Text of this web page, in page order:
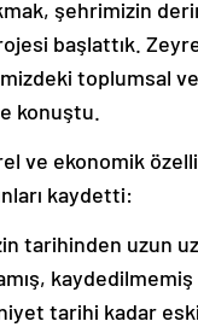
şehrimizin
başlattık.
toplumsal
konuştu.
ve ekonomik
kaydetti:
tarihinden uzun
tarihi kadar